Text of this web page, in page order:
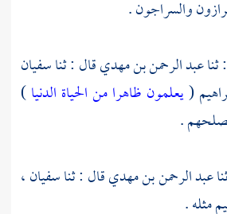
والسراجون .
عبد الرحمن بن مهديقال : ثناسفيان
(يعلمون ظاهرا من الحياة الدنيا)
.
عبد الرحمن بن مهديقال : ثناسفيان ،
مثله .